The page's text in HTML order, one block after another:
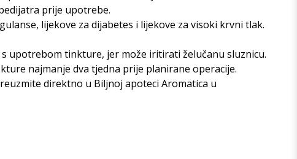
prije upotrebe.
lijekove za dijabetes i lijekove za visoki krvni tlak.
upotrebom tinkture, jer može iritirati želučanu sluznicu.
najmanje dva tjedna prije planirane operacije.
direktno u Biljnoj apoteci Aromatica u